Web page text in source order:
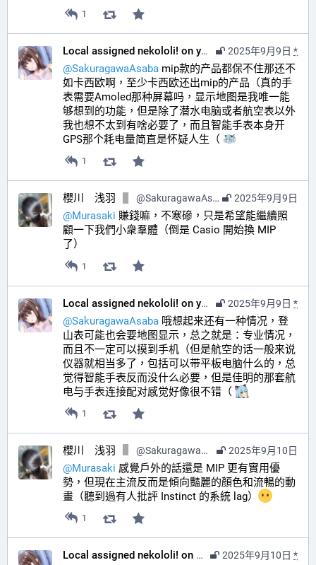
1
2025年9月9日 *
Local assigned nekololi! on your timeline :nacholook:
@SakuragawaAsaba mip款的产品都保不住那还不
如卡西欧啊，至少卡西欧还出mip的产品（真的手
表需要Amoled那种屏幕吗，显示地图是我唯一能
够想到的功能，但是除了潜水电脑或者航空表以外
我也想不太到有啥必要了，而且智能手表本身开
GPS那个耗电量简直是怀疑人生（
1
2025年9月9日
櫻川 浅羽 @SakuragawaAsaba@hub.sakuragawa.moe
@Murasaki 賺錢嘛，不寒磣，只是希望能繼續照
顧一下我們小衆羣體（倒是 Casio 開始換 MIP
了）
1
2025年9月9日 *
Local assigned nekololi! on your timeline :nacholook:
@SakuragawaAsaba 哦想起来还有一种情况，登
山表可能也会要地图显示，总之就是：专业情况，
而且不一定可以摸到手机（但是航空的话一般来说
仪器就相当多了，包括可以带平板电脑什么的，总
觉得智能手表反而没什么必要，但是佳明的那套航
电与手表连接配对感觉好像很不错（
1
2025年9月10日
櫻川 浅羽 @SakuragawaAsaba@hub.sakuragawa.moe
@Murasaki 感覺戶外的話還是 MIP 更有實用優
勢，但現在主流反而是傾向豔麗的顏色和流暢的動
畫（聽到過有人批評 Instinct 的系統 lag）
1
2025年9月10日 *
Local assigned nekololi! on your timeline :nacholook: